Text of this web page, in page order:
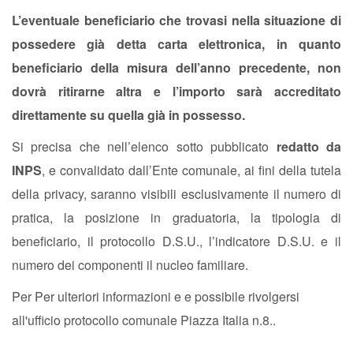
L’eventuale beneficiario che trovasi nella situazione di
possedere già detta carta elettronica, in quanto
beneficiario della misura dell’anno precedente, non
dovrà ritirarne altra e l’importo sarà accreditato
direttamente su quella già in possesso.
Si precisa che nell’elenco sotto pubblicato redatto da
INPS, e convalidato dall’Ente comunale, ai fini della tutela
della privacy, saranno visibili esclusivamente il numero di
pratica, la posizione in graduatoria, la tipologia di
beneficiario, il protocollo D.S.U., l’indicatore D.S.U. e il
numero dei componenti il nucleo familiare.
Per Per ulteriori informazioni e e possibile rivolgersi
all'ufficio protocollo comunale Piazza Italia n.8..